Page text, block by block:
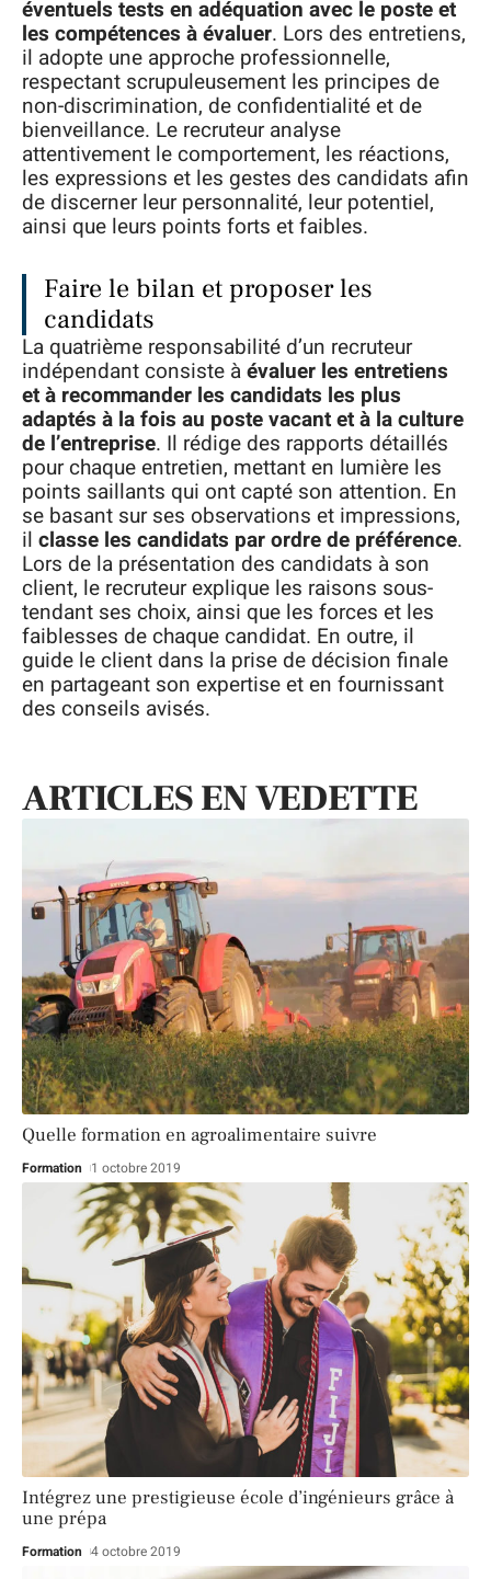
éventuels tests en adéquation avec le poste et
les compétences à évaluer. Lors des entretiens,
il adopte une approche professionnelle,
respectant scrupuleusement les principes de
non-discrimination, de confidentialité et de
bienveillance. Le recruteur analyse
attentivement le comportement, les réactions,
les expressions et les gestes des candidats afin
de discerner leur personnalité, leur potentiel,
ainsi que leurs points forts et faibles.
Faire le bilan et proposer les
candidats
La quatrième responsabilité d’un recruteur
indépendant consiste àévaluer les entretiens
et à recommander les candidats les plus
adaptés à la fois au poste vacant et à la culture
de l’entreprise. Il rédige des rapports détaillés
pour chaque entretien, mettant en lumière les
points saillants qui ont capté son attention. En
se basant sur ses observations et impressions,
il classe les candidats par ordre de préférence.
Lors de la présentation des candidats à son
client, le recruteur explique les raisons sous-
tendant ses choix, ainsi que les forces et les
faiblesses de chaque candidat. En outre, il
guide le client dans la prise de décision finale
en partageant son expertise et en fournissant
des conseils avisés.
ARTICLES EN VEDETTE
Quelle formation en agroalimentaire suivre
Formation 1 octobre 2019
Intégrez une prestigieuse école d’ingénieurs grâce à
une prépa
Formation 4 octobre 2019